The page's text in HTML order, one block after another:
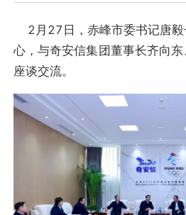
2月27日，赤峰市委书记唐毅
心，与奇安信集团董事长齐向
座谈交流。